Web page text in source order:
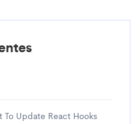
Update React Hooks